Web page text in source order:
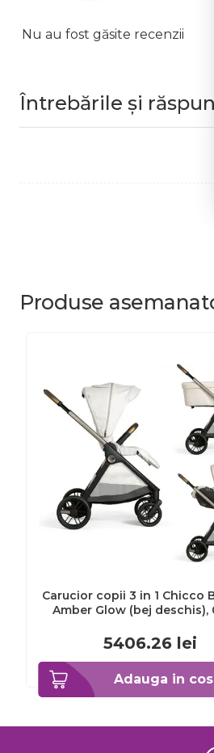
Nu au fost găsite recenzii
Întrebările și
Produse
Adauga in cos
Carucior copii 3 in 1 Chicco
Amber Glow (bej deschis),
5406.26 lei